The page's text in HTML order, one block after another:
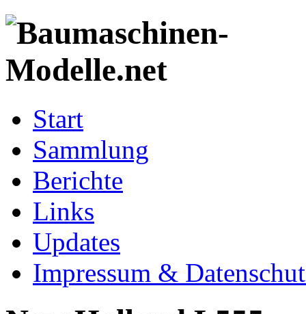
Start
Sammlung
Berichte
Links
Updates
Impressum &